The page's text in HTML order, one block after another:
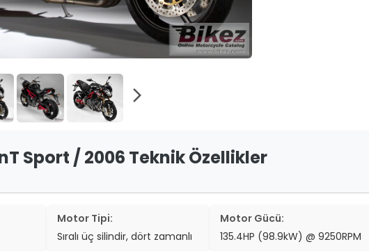
two_wheeler
two_wheeler
grid_view
search arrow_forward_ios
Sport / 2006 Teknik Özellikler
Motor Tipi:
Sıralı üç silindir, dört zamanlı
Motor Gücü:
135.4HP (98.9kW) @ 9250RPM